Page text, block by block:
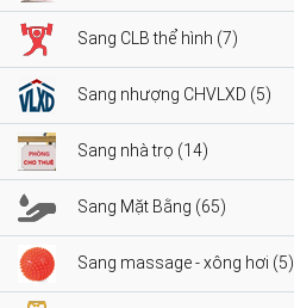
Sang CLB thể hình (7)
Sang nhượng CHVLXD (5)
Sang nhà trọ (14)
Sang Mặt Bằng (65)
Sang massage - xông hơi (5)